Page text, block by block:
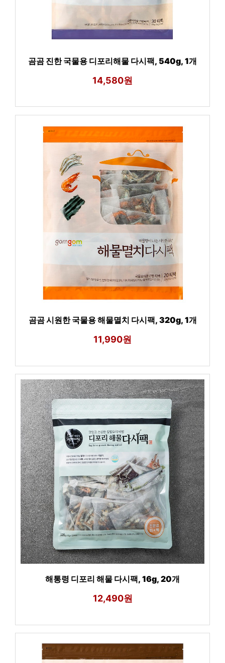
곰곰 진한 국물용 디포리해물 다시팩, 540g, 1개
14,580원
곰곰 시원한 국물용 해물멸치 다시팩, 320g, 1개
11,990원
해통령 디포리 해물 다시팩, 16g, 20개
12,490원